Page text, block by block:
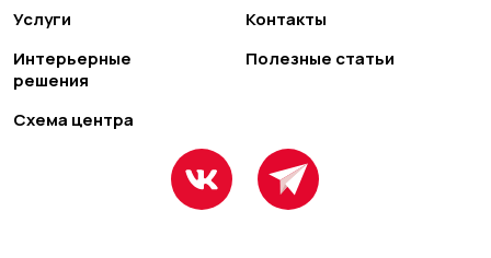
Услуги
Интерьерные
решения
Схема центра
Контакты
Полезные статьи